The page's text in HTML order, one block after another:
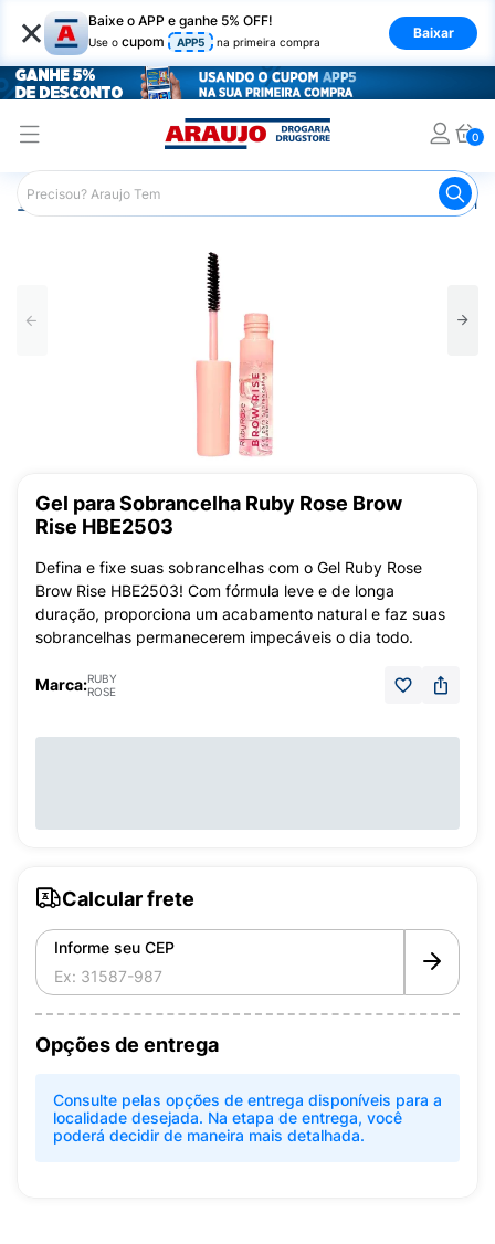
× Baixe o APP e ganhe 5% OFF!
Use o cupom APP5 na primeira compra
Baixar
0
Araujo Maquiagem Gel
Gel para Sobrancelha Ruby Rose Brow
Rise HBE2503
Defina e fixe suas sobrancelhas com o Gel Ruby Rose
Brow Rise HBE2503! Com fórmula leve e de longa
duração, proporciona um acabamento natural e faz suas
sobrancelhas permanecerem impecáveis ​​o dia todo.
Marca:RUBY
ROSE
Calcular frete
Informe seu CEP
Opções de entrega
Consulte pelas opções de entrega disponíveis para a
localidade desejada. Na etapa de entrega, você
poderá decidir de maneira mais detalhada.